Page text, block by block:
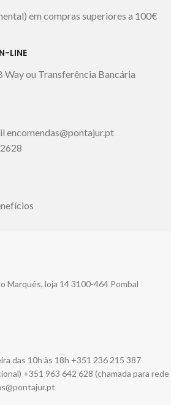
em compras superiores a 100€
LINE
ou Transferência Bancária
encomendas@pontajur.pt
Marquês, loja 14 3100-464 Pombal
das 10h às 18h +351 236 215 387
+351 963 642 628 (chamada para rede